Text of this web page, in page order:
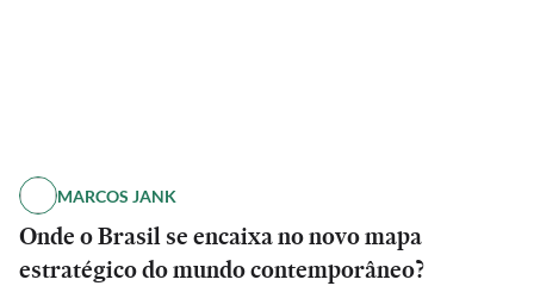
MARCOS JANK
Onde o Brasil se encaixa no novo mapa
estratégico do mundo contemporâneo?